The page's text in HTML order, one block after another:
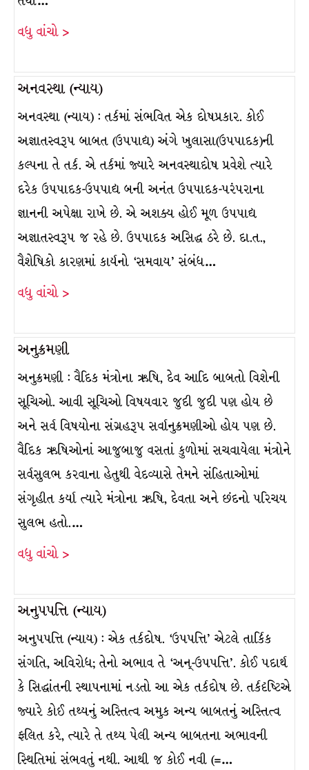
વધુ વાંચો >
અનવસ્થા (ન્યાય)
અનવસ્થા (ન્યાય) : તર્કમાં સંભવિત એક દોષપ્રકાર. કોઈ
અજ્ઞાતસ્વરૂપ બાબત (ઉપપાદ્ય) અંગે ખુલાસા(ઉપપાદક)ની
કલ્પના તે તર્ક. એ તર્કમાં જ્યારે અનવસ્થાદોષ પ્રવેશે ત્યારે
દરેક ઉપપાદક-ઉપપાદ્ય બની અનંત ઉપપાદક-પરંપરાના
જ્ઞાનની અપેક્ષા રાખે છે. એ અશક્ય હોઈ મૂળ ઉપપાદ્ય
અજ્ઞાતસ્વરૂપ જ રહે છે. ઉપપાદક અસિદ્ધ ઠરે છે. દા.ત.,
વૈશેષિકો કારણમાં કાર્યનો ‘સમવાય’ સંબંધ…
વધુ વાંચો >
અનુક્રમણી
અનુક્રમણી : વૈદિક મંત્રોના ઋષિ, દેવ આદિ બાબતો વિશેની
સૂચિઓ. આવી સૂચિઓ વિષયવાર જુદી જુદી પણ હોય છે
અને સર્વ વિષયોના સંગ્રહરૂપ સર્વાનુક્રમણીઓ હોય પણ છે.
વૈદિક ઋષિઓનાં આજુબાજુ વસતાં કુળોમાં સચવાયેલા મંત્રોને
સર્વસુલભ કરવાના હેતુથી વેદવ્યાસે તેમને સંહિતાઓમાં
સંગૃહીત કર્યા ત્યારે મંત્રોના ઋષિ, દેવતા અને છંદનો પરિચય
સુલભ હતો.…
વધુ વાંચો >
અનુપપત્તિ (ન્યાય)
અનુપપત્તિ (ન્યાય) : એક તર્કદોષ. ‘ઉપપત્તિ’ એટલે તાર્કિક
સંગતિ, અવિરોધ; તેનો અભાવ તે ‘અન્-ઉપપત્તિ’. કોઈ પદાર્થ
કે સિદ્ધાંતની સ્થાપનામાં નડતો આ એક તર્કદોષ છે. તર્કદૃષ્ટિએ
જ્યારે કોઈ તથ્યનું અસ્તિત્વ અમુક અન્ય બાબતનું અસ્તિત્વ
ફલિત કરે, ત્યારે તે તથ્ય પેલી અન્ય બાબતના અભાવની
સ્થિતિમાં સંભવતું નથી. આથી જ કોઈ નવી (=…